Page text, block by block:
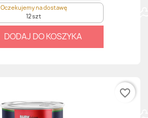
Oczekujemy na dostawę
12 szt
DODAJ DO KOSZYKA
favorite_border